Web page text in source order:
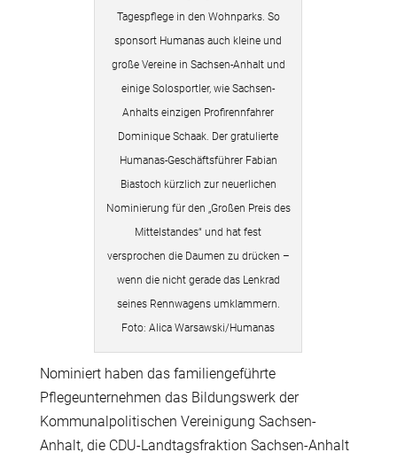
Tagespflege in den Wohnparks. So
sponsort Humanas auch kleine und
große Vereine in Sachsen-Anhalt und
einige Solosportler, wie Sachsen-
Anhalts einzigen Profirennfahrer
Dominique Schaak. Der gratulierte
Humanas-Geschäftsführer Fabian
Biastoch kürzlich zur neuerlichen
Nominierung für den „Großen Preis des
Mittelstandes“ und hat fest
versprochen die Daumen zu drücken –
wenn die nicht gerade das Lenkrad
seines Rennwagens umklammern.
Foto: Alica Warsawski/Humanas
Nominiert haben das familiengeführte
Pflegeunternehmen das Bildungswerk der
Kommunalpolitischen Vereinigung Sachsen-
Anhalt, die CDU-Landtagsfraktion Sachsen-Anhalt